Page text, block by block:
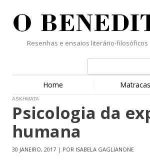
Resenhas e ensaios literário-filosóficos
Home Matracas
ASKHMATA
Psicologia da
humana
30 JANEIRO, 2017 | POR ISABELA GAGLIANONE